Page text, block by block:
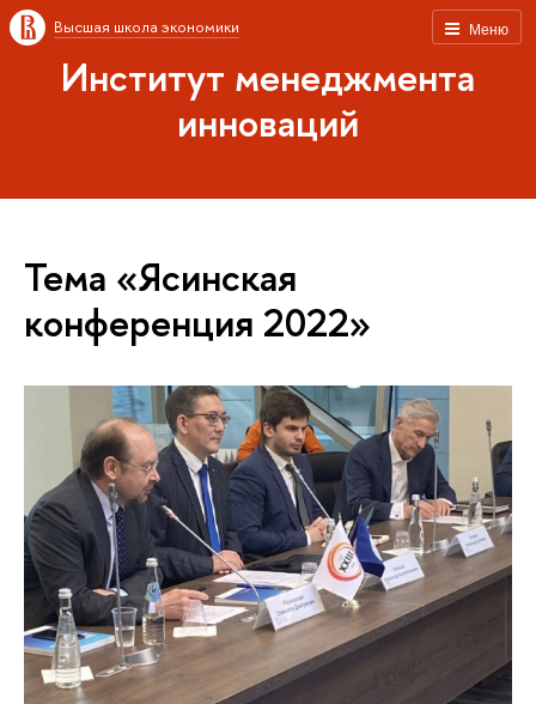
Меню
Высшая школа экономики
Институт менеджмента
инноваций
Тема «Ясинская
конференция 2022»